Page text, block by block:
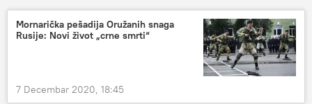
Mornarička pešadija Oružanih snaga
Rusije: Novi život „crne smrti“
7 Decembar 2020, 18:45